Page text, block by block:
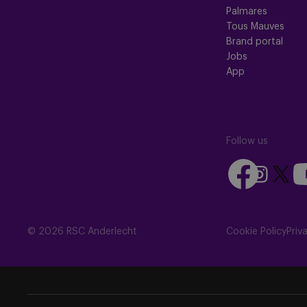
© 2026 RSC Anderlecht
Palmares
Tous Mauves
Brand portal
Jobs
App
Follow us
Follow
us
Follow
us
Follow
(Twitter)
us
Cookie Policy